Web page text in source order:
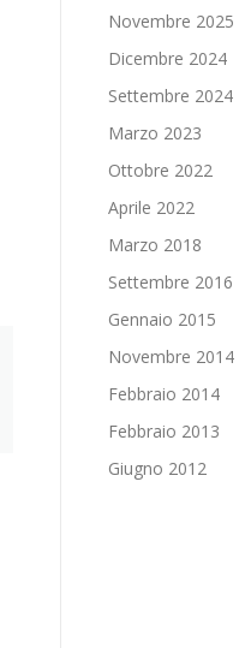
Novembre 2025
Dicembre 2024
Settembre 2024
Marzo 2023
Ottobre 2022
Aprile 2022
Marzo 2018
Settembre 2016
Gennaio 2015
Novembre 2014
Febbraio 2014
Febbraio 2013
Giugno 2012